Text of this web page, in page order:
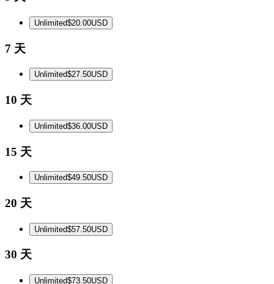
Unlimited$20.00USD
7 天
Unlimited$27.50USD
10 天
Unlimited$36.00USD
15 天
Unlimited$49.50USD
20 天
Unlimited$57.50USD
30 天
Unlimited$73.50USD